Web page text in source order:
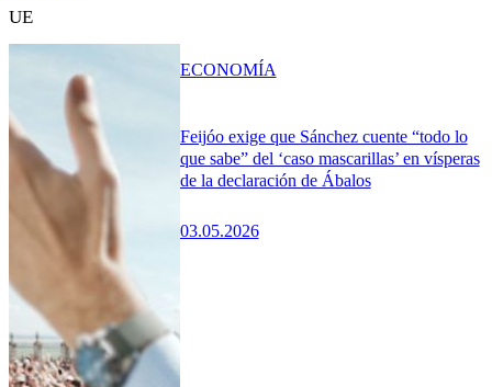
UE
Feijóo exige que Sánchez cuente “todo lo
que sabe” del ‘caso mascarillas’ en vísperas
de la declaración de Ábalos
03.05.2026
ECONOMÍA